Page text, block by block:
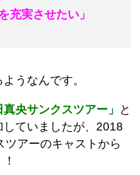
充実させたい」
うなんです。
真央サンクスツアー」
と
ていましたが、2018
アーのキャストから